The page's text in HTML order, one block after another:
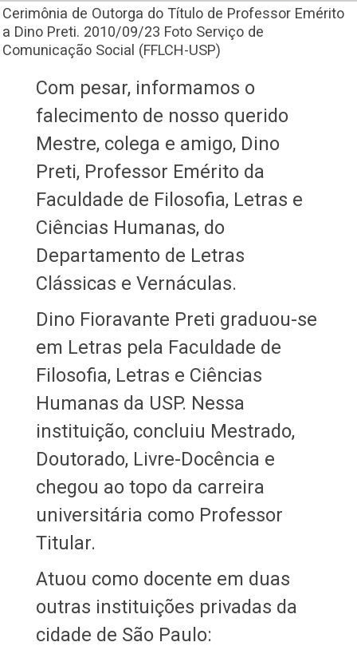
Cerimônia de Outorga do Título de Professor Emérito
a Dino Preti. 2010/09/23 Foto Serviço de
Comunicação Social (FFLCH-USP)
Com pesar, informamos o
falecimento de nosso querido
Mestre, colega e amigo, Dino
Preti, Professor Emérito da
Faculdade de Filosofia, Letras e
Ciências Humanas, do
Departamento de Letras
Clássicas e Vernáculas.
Dino Fioravante Preti graduou-se
em Letras pela Faculdade de
Filosofia, Letras e Ciências
Humanas da USP. Nessa
instituição, concluiu Mestrado,
Doutorado, Livre-Docência e
chegou ao topo da carreira
universitária como Professor
Titular.
Atuou como docente em duas
outras instituições privadas da
cidade de São Paulo: